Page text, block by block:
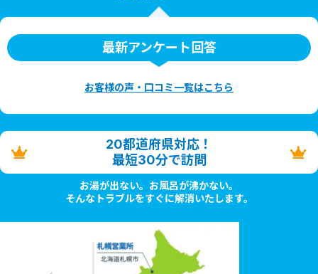
最新アンケート回答
お客様の声・口コミ一覧はこちら
20都道府県対応！
最短30分で訪問
お湯が出ない。お風呂が沸かない。
そんなトラブルをすぐに解消いたします。